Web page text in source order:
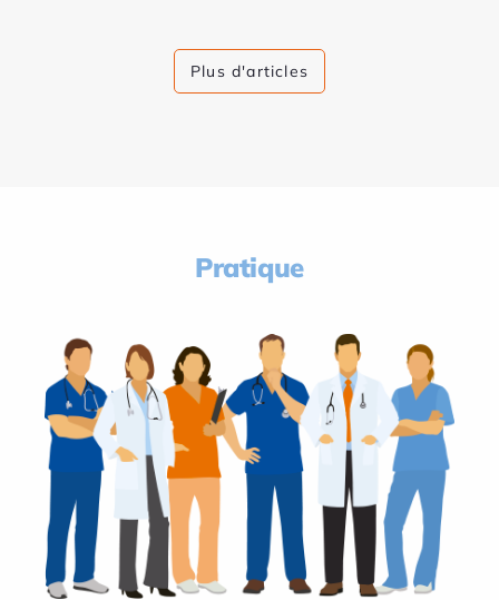
Plus d'articles
Pratique